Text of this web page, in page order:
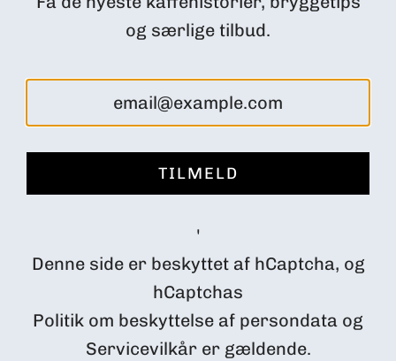
Ordrer
Profile
Returns and cancellations
FØLG OS
Danmark (DKK kr.)
© 2026, Impact Roasters
og særlige tilbud.
TILMELD
'
Denne side er beskyttet af hCaptcha, og
hCaptchas
Politik om beskyttelse af persondata og
Servicevilkårer gældende.